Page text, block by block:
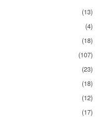
(13)
(4)
(18)
(107)
(23)
(18)
(12)
(17)